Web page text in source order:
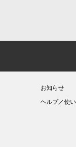
お知らせ
ヘルプ／使